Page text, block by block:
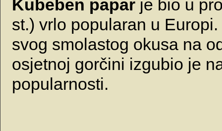
Kubeben papar je bio u
st.) vrlo popularan u
svog smolastog okusa na
osjetnoj gorčini izgubio je
popularnosti.